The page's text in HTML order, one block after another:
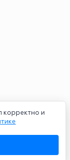
корректно и